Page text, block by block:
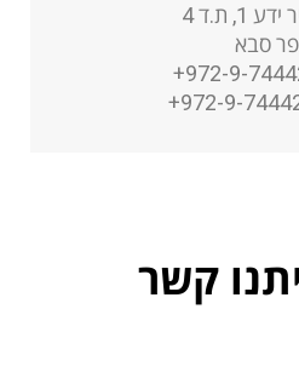
1, ת.ד 4
סבא
קשר